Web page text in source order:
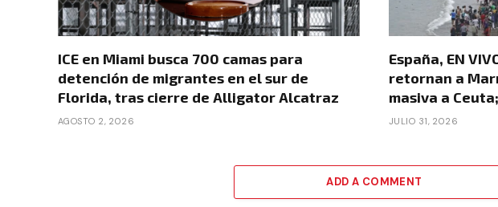
ICE en Miami busca 700 camas para
detención de migrantes en el sur de
Florida, tras cierre de Alligator Alcatraz
AGOSTO 2, 2026
España, EN
retornan a
masiva a
JULIO 31, 2026
ADD A COMMENT